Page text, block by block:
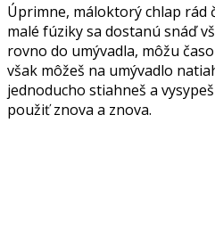
Úprimne, máloktorý chlap rád
malé fúziky sa dostanú snáď
rovno do umývadla, môžu
však môžeš na umývadlo
jednoducho stiahneš a
použiť znova a znova.